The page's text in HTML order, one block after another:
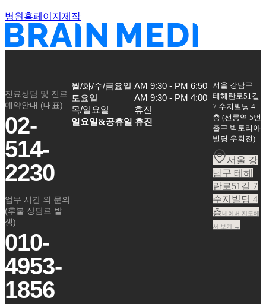
병원홈페이지제작
진료상담 및 진료
예약안내 (대표)
02-
514-
2230
업무 시간 외 문의
(후불 상담료 발
생)
010-
4953-
1856
월/화/수/금요일
토요일
목/일요일
AM 9:30 - PM 6:50
AM 9:30 - PM 4:00
휴진
일요일&공휴일 휴진
서울 강남구
테헤란로51길
7 수지빌딩 4
층 (선릉역 5번
출구 빅토리아
빌딩 우회전)
서울 강
남구 테헤
란로51길 7
수지빌딩 4
층네이버 지도에
서 보기 →